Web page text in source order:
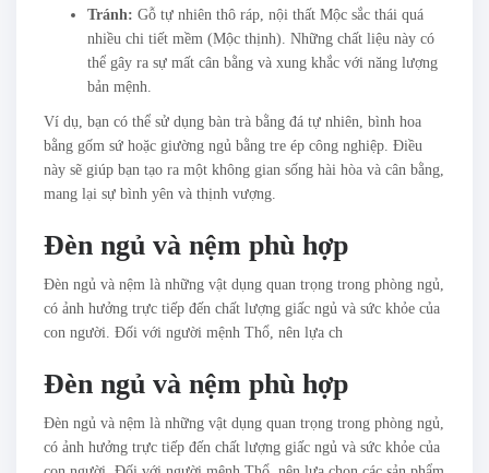
Tránh: Gỗ tự nhiên thô ráp, nội thất Mộc sắc thái quá
nhiều chi tiết mềm (Mộc thịnh). Những chất liệu này có
thể gây ra sự mất cân bằng và xung khắc với năng lượng
bản mệnh.
Ví dụ, bạn có thể sử dụng bàn trà bằng đá tự nhiên, bình hoa
bằng gốm sứ hoặc giường ngủ bằng tre ép công nghiệp. Điều
này sẽ giúp bạn tạo ra một không gian sống hài hòa và cân bằng,
mang lại sự bình yên và thịnh vượng.
Đèn ngủ và nệm phù hợp
Đèn ngủ và nệm là những vật dụng quan trọng trong phòng ngủ,
có ảnh hưởng trực tiếp đến chất lượng giấc ngủ và sức khỏe của
con người. Đối với người mệnh Thổ, nên lựa ch
Đèn ngủ và nệm phù hợp
Đèn ngủ và nệm là những vật dụng quan trọng trong phòng ngủ,
có ảnh hưởng trực tiếp đến chất lượng giấc ngủ và sức khỏe của